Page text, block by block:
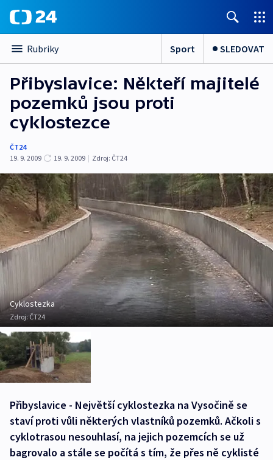
Rubriky Sport SLEDOVAT
Přibyslavice: Někteří majitelé
pozemků jsou proti
cyklostezce
ČT24
19. 9. 2009
19. 9. 2009 | Zdroj: ČT24
Cyklostezka
Zdroj:ČT24
Přibyslavice - Největší cyklostezka na Vysočině se
staví proti vůli některých vlastníků pozemků. Ačkoli s
cyklotrasou nesouhlasí, na jejich pozemcích se už
bagrovalo a stále se počítá s tím, že přes ně cyklisté